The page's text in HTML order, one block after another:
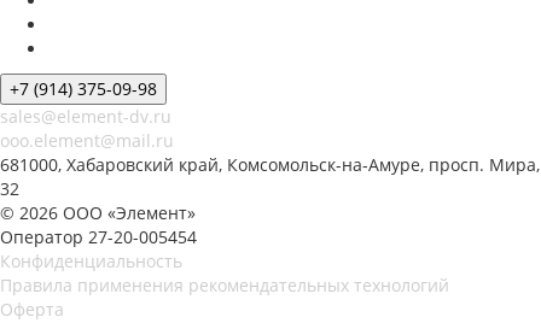
+7 (914) 375-09-98
sales@element-dv.ru
ooo.element@mail.ru
681000, Хабаровский край, Комсомольск-на-Амуре, просп. Мира,
32
© 2026 ООО «Элемент»
Оператор 27-20-005454
Конфиденциальность
Правила применения рекомендательных технологий
Оферта